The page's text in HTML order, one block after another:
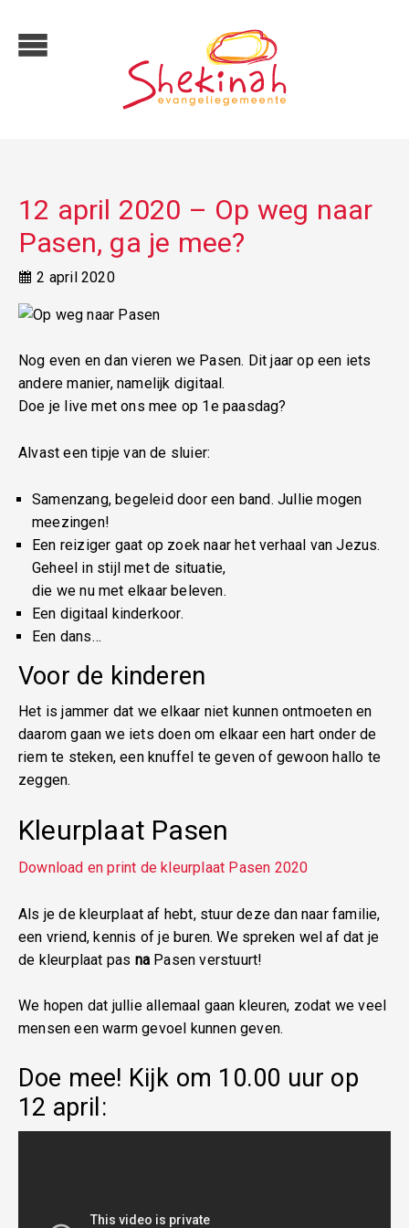
12 april 2020 – Op weg naar
Pasen, ga je mee?
2 april 2020
Nog even en dan vieren we Pasen. Dit jaar op een iets
andere manier, namelijk digitaal.
Doe je live met ons mee op 1e paasdag?
Alvast een tipje van de sluier:
Samenzang, begeleid door een band. Jullie mogen
meezingen!
Een reiziger gaat op zoek naar het verhaal van Jezus.
Geheel in stijl met de situatie,
die we nu met elkaar beleven.
Een digitaal kinderkoor.
Een dans…
Voor de kinderen
Het is jammer dat we elkaar niet kunnen ontmoeten en
daarom gaan we iets doen om elkaar een hart onder de
riem te steken, een knuffel te geven of gewoon hallo te
zeggen.
Kleurplaat Pasen
Download en print de kleurplaat Pasen 2020
Als je de kleurplaat af hebt, stuur deze dan naar familie,
een vriend, kennis of je buren. We spreken wel af dat je
de kleurplaat pas na Pasen verstuurt!
We hopen dat jullie allemaal gaan kleuren, zodat we veel
mensen een warm gevoel kunnen geven.
Doe mee! Kijk om 10.00 uur op
12 april: